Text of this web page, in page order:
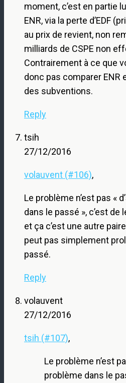
moment, c’est en partie
ENR, via la perte d’EDF
au prix de revient, non
milliards de CSPE non
Contrairement à ce que
donc pas comparer ENR
des subventions.
Reply
tsih
27/12/2016
volauvent (#106),
Le problème n’est pas «
dans le passé », c’est
et ça c’est une autre
peut pas simplement
passé.
Reply
volauvent
27/12/2016
tsih (#107),
Le problème n’est
problème dans le